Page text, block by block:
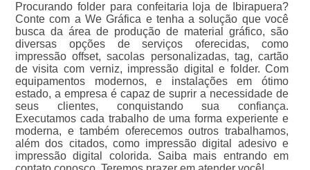
Procurando folder para confeitaria loja de Ibirapuera?
Conte com a We Gráfica e tenha a solução que você
busca da área de produção de material gráfico, são
diversas opções de serviços oferecidas, como
impressão offset, sacolas personalizadas, tag, cartão
de visita com verniz, impressão digital e folder. Com
equipamentos modernos, e instalações em ótimo
estado, a empresa é capaz de suprir a necessidade de
seus clientes, conquistando sua confiança.
Executamos cada trabalho de uma forma experiente e
moderna, e também oferecemos outros trabalhamos,
além dos citados, como impressão digital adesivo e
impressão digital colorida. Saiba mais entrando em